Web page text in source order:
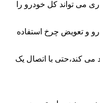
می تواند کل خودرو را
و تعویض چرخ استفاده
کند،حتی با اتصال یک